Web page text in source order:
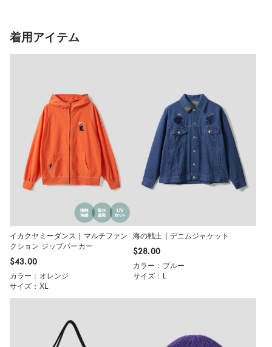
着用アイテム
イカクヤミーダンス｜マルチファン
クション ジップパーカー
$‌43.00
カラー：オレンジ
サイズ：XL
海の戦士｜デニムジャケット
$‌28.00
カラー：ブルー
サイズ：L